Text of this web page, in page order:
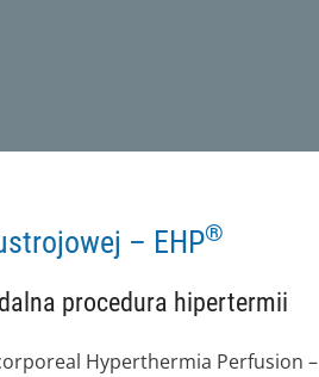
– EHP®
procedura hipertermii
Hyperthermia Perfusion –